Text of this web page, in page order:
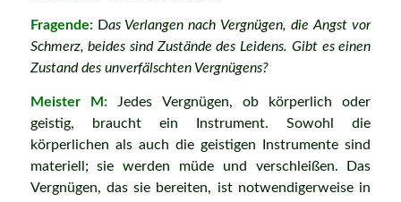
Fragende:Das Verlangen nach Vergnügen, die Angst vor
Schmerz, beides sind Zustände des Leidens. Gibt es einen
Zustand des unverfälschten Vergnügens?
Meister M:Jedes Vergnügen, ob körperlich oder
geistig, braucht ein Instrument. Sowohl die
körperlichen als auch die geistigen Instrumente sind
materiell; sie werden müde und verschleißen. Das
Vergnügen, das sie bereiten, ist notwendigerweise in